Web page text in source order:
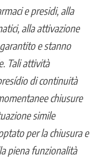
e presidi, alla
alla attivazione
e stanno
Tali attività
di continuità
chiusure
simile
per la chiusura e
piena funzionalità